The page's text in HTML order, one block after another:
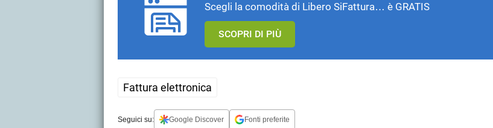
Scegli la comodità di Libero SiFattura… è GRATIS
SCOPRI DI PIÙ
Fattura elettronica
Seguici su: Google Discover Fonti preferite